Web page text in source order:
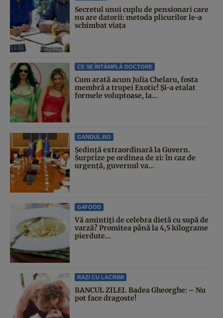
Secretul unui cuplu de pensionari care
nu are datorii: metoda plicurilor le-a
schimbat viața
CE SE ÎNTÂMPLĂ DOCTORE
Cum arată acum Julia Chelaru, fosta
membră a trupei Exotic! Și-a etalat
formele voluptoase, la...
GANDUL.RO
Şedinţă extraordinară la Guvern.
Surprize pe ordinea de zi: în caz de
urgență, guvernul va...
G4FOOD
Vă amintiți de celebra dietă cu supă de
varză? Promitea până la 4,5 kilograme
pierdute...
RAZI CU LACRIMI
BANCUL ZILEI. Badea Gheorghe: – Nu
pot face dragoste!